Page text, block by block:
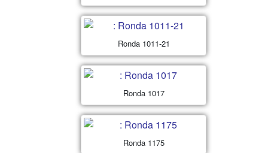
Ronda 1011-21
Ronda 1017
Ronda 1175